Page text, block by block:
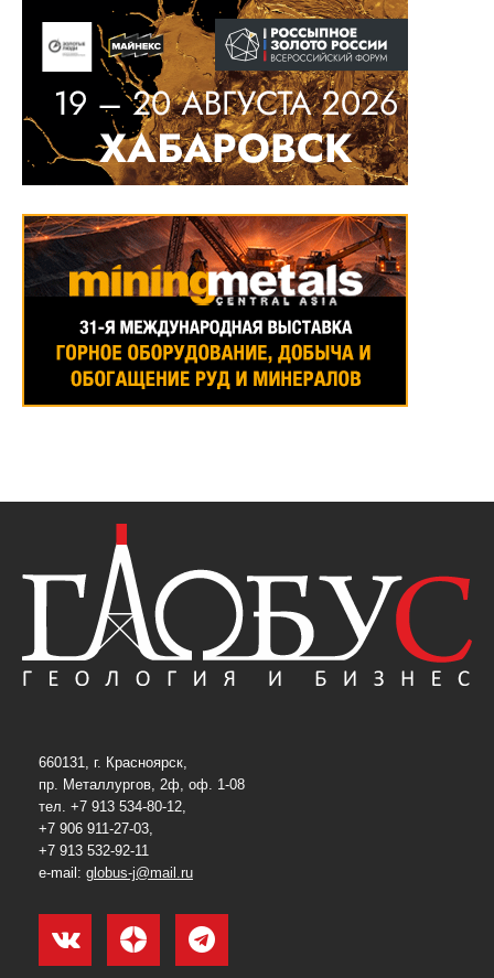
660131, г. Красноярск,
пр. Металлургов, 2ф, оф. 1-08
тел. +7 913 534-80-12,
+7 906 911-27-03,
+7 913 532-92-11
e-mail: globus-j@mail.ru